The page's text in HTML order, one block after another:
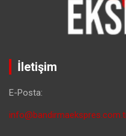
İletişim
E-Posta: